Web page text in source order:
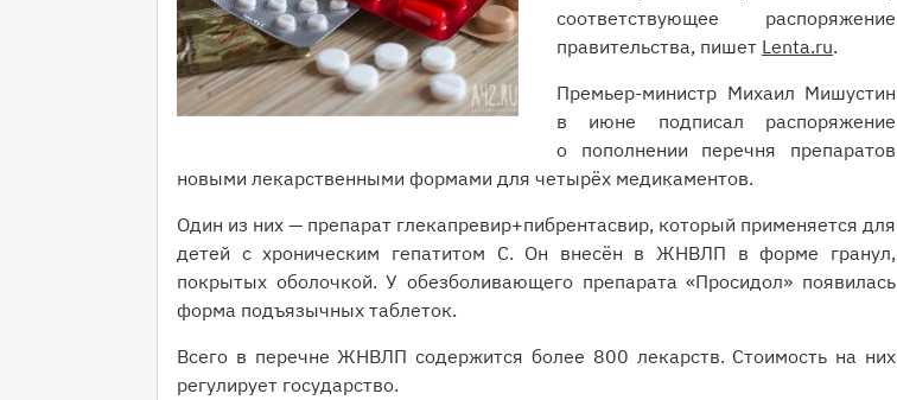
соответствующее распоряжение
правительства, пишет Lenta.ru.
Премьер-министр Михаил Мишустин
в июне подписал распоряжение
о пополнении перечня препаратов
новыми лекарственными формами для четырёх медикаментов.
Один из них — препарат глекапревир+пибрентасвир, который применяется для
детей с хроническим гепатитом С. Он внесён в ЖНВЛП в форме гранул,
покрытых оболочкой. У обезболивающего препарата «Просидол» появилась
форма подъязычных таблеток.
Всего в перечне ЖНВЛП содержится более 800 лекарств. Стоимость на них
регулирует государство.